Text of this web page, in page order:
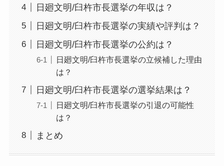
日廻文明/臼杵市長選挙の年収は？
日廻文明/臼杵市長選挙の実績や評判は？
日廻文明/臼杵市長選挙の公約は？
日廻文明/臼杵市長選挙の立候補した理由
は？
日廻文明/臼杵市長選挙の選挙結果は？
日廻文明/臼杵市長選挙の引退の可能性
は？
まとめ